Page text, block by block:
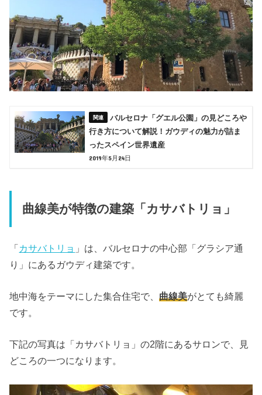
バルセロナ「グエル公園」の見どころや
行き方について解説！ガウディの魅力が詰ま
ったスペイン世界遺産
2019年5月24日
曲線美が特徴の建築「カサバトリョ」
「カサバトリョ 」は、バルセロナの中心部「グラシア通
り」にあるガウディ建築です。
地中海をテーマにした集合住宅で、曲線美がとても綺麗
です。
下記の写真は「カサバトリョ」の2階にあるサロンで、見
どころの一つになります。